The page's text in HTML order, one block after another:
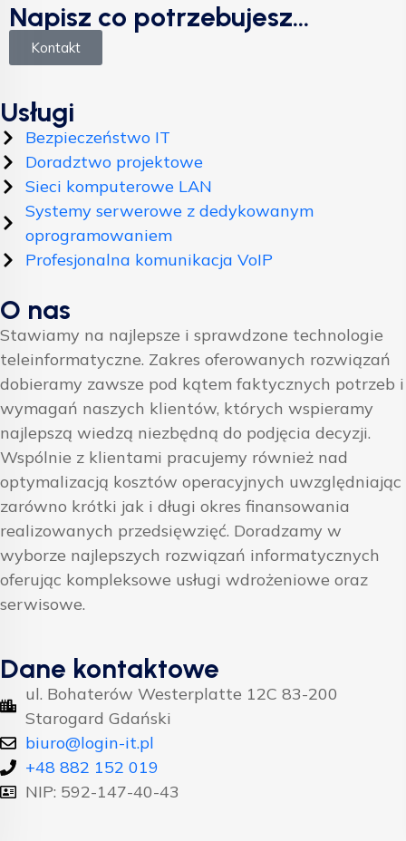
Napisz co potrzebujesz...
Kontakt
Usługi
Bezpieczeństwo IT
Doradztwo projektowe
Sieci komputerowe LAN
Systemy serwerowe z dedykowanym
oprogramowaniem
Profesjonalna komunikacja VoIP
O nas
Stawiamy na najlepsze i sprawdzone technologie
teleinformatyczne. Zakres oferowanych rozwiązań
dobieramy zawsze pod kątem faktycznych potrzeb i
wymagań naszych klientów, których wspieramy
najlepszą wiedzą niezbędną do podjęcia decyzji.
Wspólnie z klientami pracujemy również nad
optymalizacją kosztów operacyjnych uwzględniając
zarówno krótki jak i długi okres finansowania
realizowanych przedsięwzięć. Doradzamy w
wyborze najlepszych rozwiązań informatycznych
oferując kompleksowe usługi wdrożeniowe oraz
serwisowe.
Dane kontaktowe
ul. Bohaterów Westerplatte 12C 83-200
Starogard Gdański
biuro@login-it.pl
+48 882 152 019
NIP: 592-147-40-43